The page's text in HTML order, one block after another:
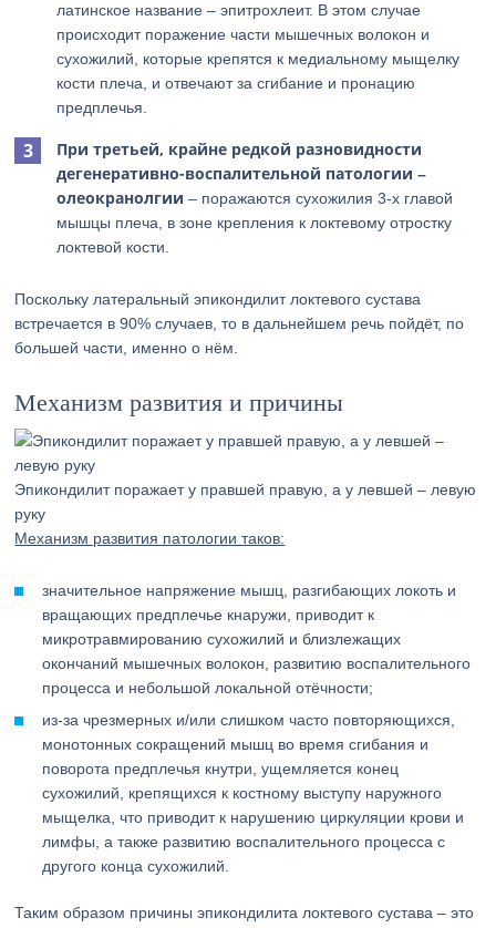
латинское название – эпитрохлеит. В этом случае
происходит поражение части мышечных волокон и
сухожилий, которые крепятся к медиальному мыщелку
кости плеча, и отвечают за сгибание и пронацию
предплечья.
При третьей, крайне редкой разновидности
дегенеративно-воспалительной патологии –
олеокранолгии – поражаются сухожилия 3-х главой
мышцы плеча, в зоне крепления к локтевому отростку
локтевой кости.
Поскольку латеральный эпикондилит локтевого сустава
встречается в 90% случаев, то в дальнейшем речь пойдёт, по
большей части, именно о нём.
Механизм развития и причины
Эпикондилит поражает у правшей правую, а у левшей – левую
руку
Механизм развития патологии таков:
значительное напряжение мышц, разгибающих локоть и
вращающих предплечье кнаружи, приводит к
микротравмированию сухожилий и близлежащих
окончаний мышечных волокон, развитию воспалительного
процесса и небольшой локальной отёчности;
из-за чрезмерных и/или слишком часто повторяющихся,
монотонных сокращений мышц во время сгибания и
поворота предплечья кнутри, ущемляется конец
сухожилий, крепящихся к костному выступу наружного
мыщелка, что приводит к нарушению циркуляции крови и
лимфы, а также развитию воспалительного процесса с
другого конца сухожилий.
Таким образом причины эпикондилита локтевого сустава – это